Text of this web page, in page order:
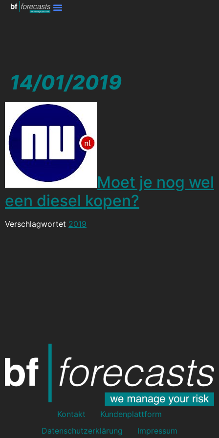
14/01/2019
Moet je nog wel
een diesel kopen?
Verschlagwortet 2019
Kontakt
Kundenplattform
Datenschutzerklärung
Impressum